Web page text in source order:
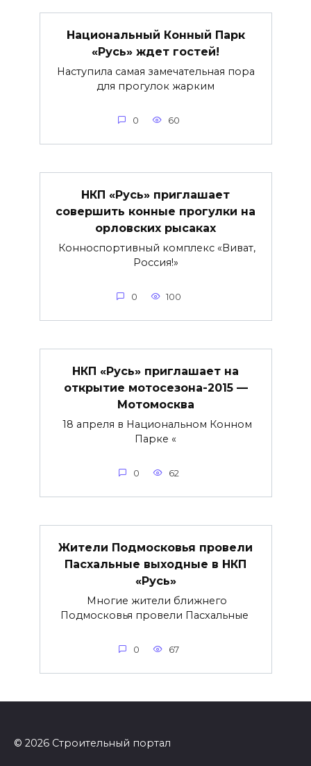
Национальный Конный Парк
«Русь» ждет гостей!
Наступила самая замечательная пора
для прогулок жарким
0 60
НКП «Русь» приглашает
совершить конные прогулки на
орловских рысаках
Конноспортивный комплекс «Виват,
Россия!»
0 100
НКП «Русь» приглашает на
открытие мотосезона-2015 —
Мотомосква
18 апреля в Национальном Конном
Парке «
0 62
Жители Подмосковья провели
Пасхальные выходные в НКП
«Русь»
Многие жители ближнего
Подмосковья провели Пасхальные
0 67
© 2026 Строительный портал